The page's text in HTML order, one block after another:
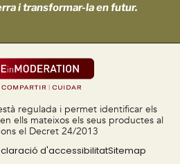
i transformar-la en futur.
regulada i permet identificar els
ells mateixos els seus productes al
el Decret 24/2013
d'accessibilitatSitemap